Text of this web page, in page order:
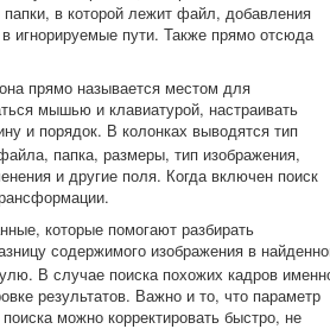
в которой лежит файл, добавления
игнорируемые пути. Также прямо отсюда
прямо называется местом для
мышью и клавиатурой, настраивать
и порядок. В колонках выводятся тип
папка, размеры, тип изображения,
и другие поля. Когда включен поиск
которые помогают разбирать
содержимого изображения в
В случае поиска похожих кадров
результатов. Важно и то, что параметр
можно корректировать быстро, не